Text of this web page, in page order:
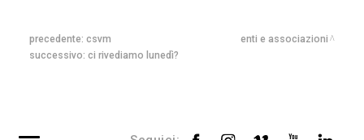
precedente: csvm
successivo: ci rivediamo lunedì?
enti e associazioni